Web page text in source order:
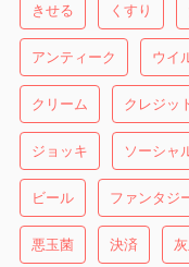
きせる くすり
アンティーク ウイ
クリーム クレジッ
ジョッキ ソーシャ
ビール ファンタジ
悪玉菌 決済